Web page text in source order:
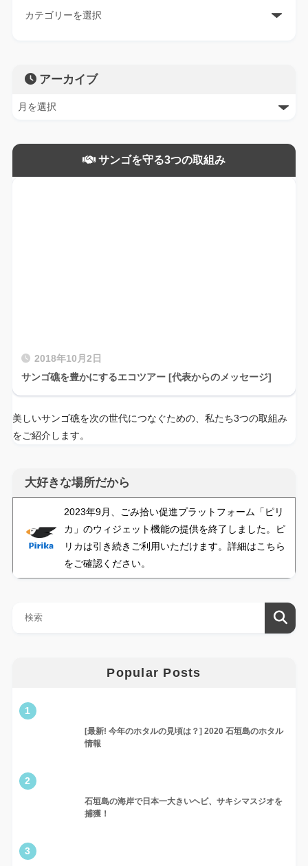
アーカイブ
サンゴを守る3つの取組み
2018年10月2日
サンゴ礁を豊かにするエコツアー [代表からのメッセージ]
美しいサンゴ礁を次の世代につなぐための、私たち3つの取組み
をご紹介します。
大好きな場所だから
2023年9月、ごみ拾い促進プラットフォーム「ピリ
カ」のウィジェット機能の提供を終了しました。ピ
リカは引き続きご利用いただけます。詳細はこちら
をご確認ください。
Popular Posts
1
[最新! 今年のホタルの見頃は？] 2020 石垣島のホタル
情報
2
石垣島の海岸で日本一大きいヘビ、サキシマスジオを
捕獲！
3